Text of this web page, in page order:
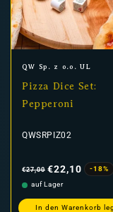
Anbieter:
QW Sp. z o.o. UL
Pizza Dice Set:
Pepperoni
QWSRPIZ02
Preis
€27,00 €22,10
-18%
auf Lager
In den Warenkorb